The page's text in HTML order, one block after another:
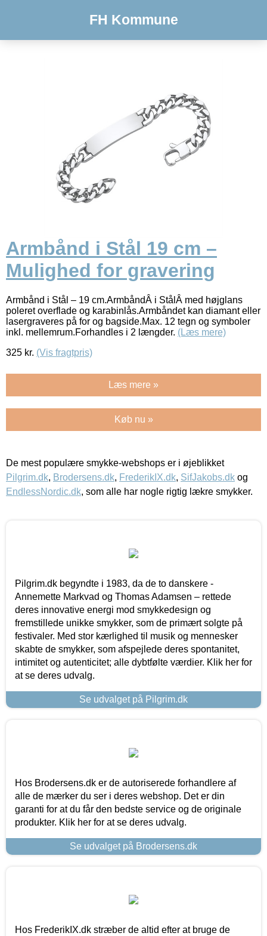
FH Kommune
Armbånd i Stål 19 cm –
Mulighed for gravering
Armbånd i Stål – 19 cm.ArmbåndÂ i StålÂ med højglans
poleret overflade og karabinlås.Armbåndet kan diamant eller
lasergraveres på for og bagside.Max. 12 tegn og symboler
inkl. mellemrum.Forhandles i 2 længder. (Læs mere)
325 kr. (Vis fragtpris)
Læs mere »
Køb nu »
De mest populære smykke-webshops er i øjeblikket
Pilgrim.dk, Brodersens.dk, FrederikIX.dk, SifJakobs.dk og
EndlessNordic.dk, som alle har nogle rigtig lækre smykker.
Pilgrim.dk begyndte i 1983, da de to danskere -
Annemette Markvad og Thomas Adamsen – rettede
deres innovative energi mod smykkedesign og
fremstillede unikke smykker, som de primært solgte på
festivaler. Med stor kærlighed til musik og mennesker
skabte de smykker, som afspejlede deres spontanitet,
intimitet og autenticitet; alle dybtfølte værdier. Klik her for
at se deres udvalg.
Se udvalget på Pilgrim.dk
Hos Brodersens.dk er de autoriserede forhandlere af
alle de mærker du ser i deres webshop. Det er din
garanti for at du får den bedste service og de originale
produkter. Klik her for at se deres udvalg.
Se udvalget på Brodersens.dk
Hos FrederikIX.dk stræber de altid efter at bruge de